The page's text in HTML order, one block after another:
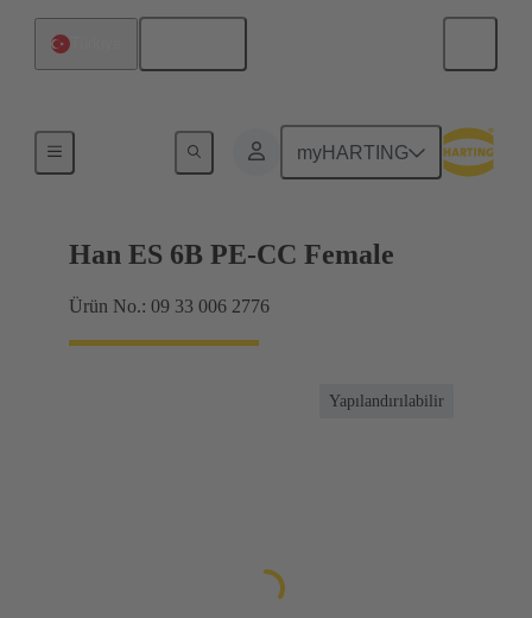
myHARTING
16 A'ya kadar akımlar
Han ES 6B PE-CC Female
Ürün No.: 09 33 006 2776
Yapılandırılabilir